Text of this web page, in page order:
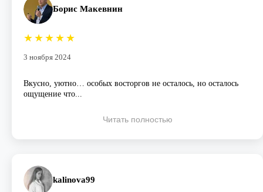
Борис Макевнин
★ ★ ★ ★ ★
3 ноября 2024
Вкусно, уютно… особых восторгов не осталось, но осталось
ощущение что...
Читать полностью
kalinova99